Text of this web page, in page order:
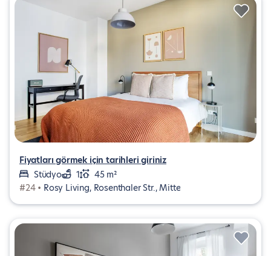
Fiyatları görmek için tarihleri giriniz
Stüdyo
1
45 m²
#24 • Rosy Living, Rosenthaler Str., Mitte